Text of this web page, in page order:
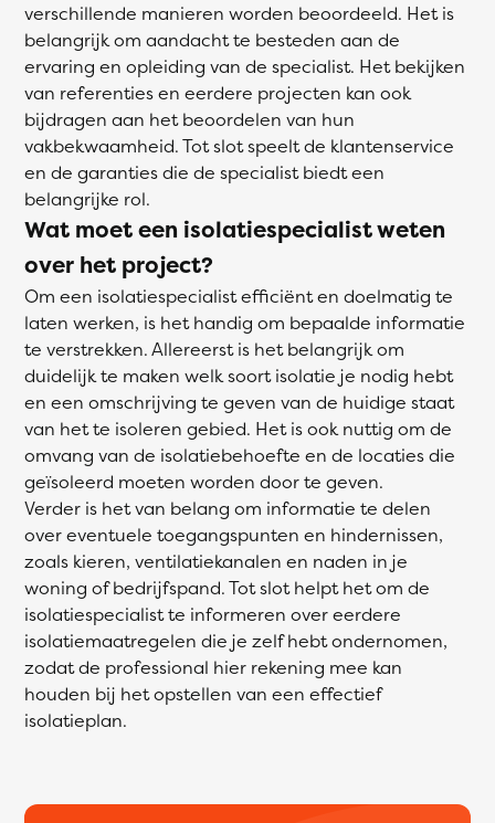
verschillende manieren worden beoordeeld. Het is
belangrijk om aandacht te besteden aan de
ervaring en opleiding van de specialist. Het bekijken
van referenties en eerdere projecten kan ook
bijdragen aan het beoordelen van hun
vakbekwaamheid. Tot slot speelt de klantenservice
en de garanties die de specialist biedt een
belangrijke rol.
Wat moet een isolatiespecialist weten
over het project?
Om een isolatiespecialist efficiënt en doelmatig te
laten werken, is het handig om bepaalde informatie
te verstrekken. Allereerst is het belangrijk om
duidelijk te maken welk soort isolatie je nodig hebt
en een omschrijving te geven van de huidige staat
van het te isoleren gebied. Het is ook nuttig om de
omvang van de isolatiebehoefte en de locaties die
geïsoleerd moeten worden door te geven.
Verder is het van belang om informatie te delen
over eventuele toegangspunten en hindernissen,
zoals kieren, ventilatiekanalen en naden in je
woning of bedrijfspand. Tot slot helpt het om de
isolatiespecialist te informeren over eerdere
isolatiemaatregelen die je zelf hebt ondernomen,
zodat de professional hier rekening mee kan
houden bij het opstellen van een effectief
isolatieplan.